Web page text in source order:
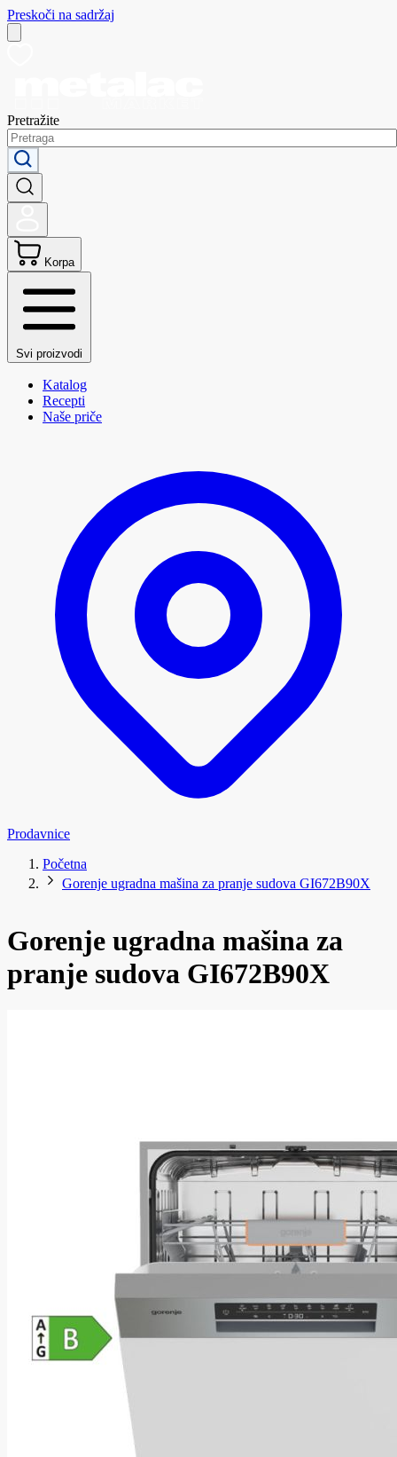
Preskoči na sadržaj
Pretražite
Korpa
Svi proizvodi
Katalog
Recepti
Naše priče
Prodavnice
Početna
Gorenje ugradna mašina za pranje sudova GI672B90X
Gorenje ugradna mašina za
pranje sudova GI672B90X